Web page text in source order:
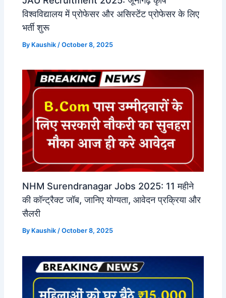
विश्वविद्यालय में प्रोफेसर और असिस्टेंट प्रोफेसर के लिए
भर्ती शुरू
By Kaushik /October 8, 2025
NHM Surendranagar Jobs 2025: 11 महीने
की कॉन्ट्रैक्ट जॉब, जानिए योग्यता, आवेदन प्रक्रिया और
सैलरी
By Kaushik /October 8, 2025